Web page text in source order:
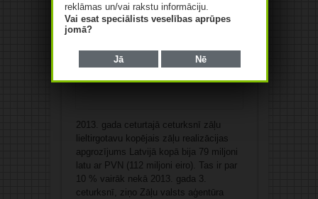
2013. gada ceturtajā ceturksnī zāļu
lieltirgotavu kopējais zāļu realizācijas
apgrozījums Latvijā kopā bija 79 miljoni
latu ar PVN (112 miljoni eiro). Tas ir par
10 % vairāk nekā 2013. gada 3.
ceturksnī, ziņo Zāļu valsts aģentūra
reklāmas un/vai rakstu informāciju.
Vai esat speciālists veselības aprūpes
jomā?
Jā Nē